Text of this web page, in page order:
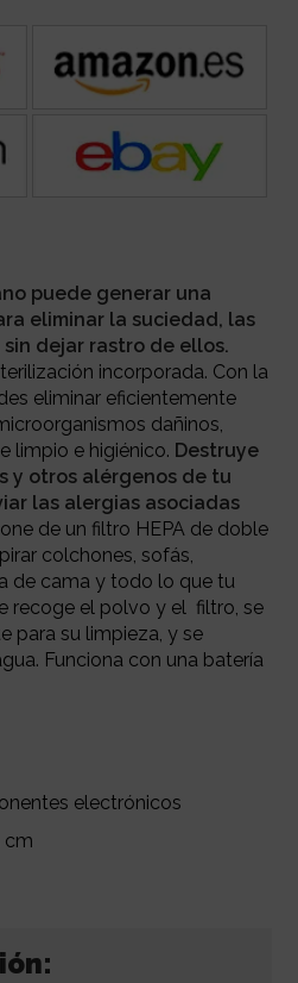
puede generar una
eliminar la suciedad, las
dejar rastro de ellos.
incorporada. Con la
eliminar eficientemente
dañinos,
limpio e higiénico. Destruye
y otros alérgenos de tu
las alergias asociadas
de un filtro HEPA de doble
colchones, sofás,
de cama y todo lo que tu
recoge el polvo y el filtro, se
para su limpieza, y se
Funciona con una batería
electrónicos
cm